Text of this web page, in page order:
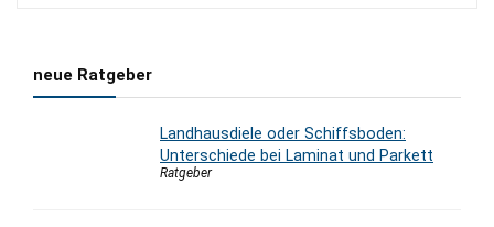
neue Ratgeber
Landhausdiele oder Schiffsboden:
Unterschiede bei Laminat und Parkett
Ratgeber